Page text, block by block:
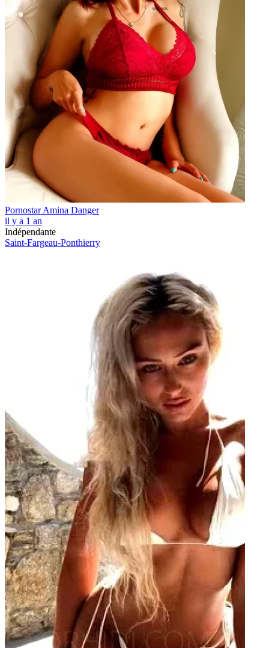
Pornostar Amina Danger
il y a 1 an
Indépendante
Saint-Fargeau-Ponthierry